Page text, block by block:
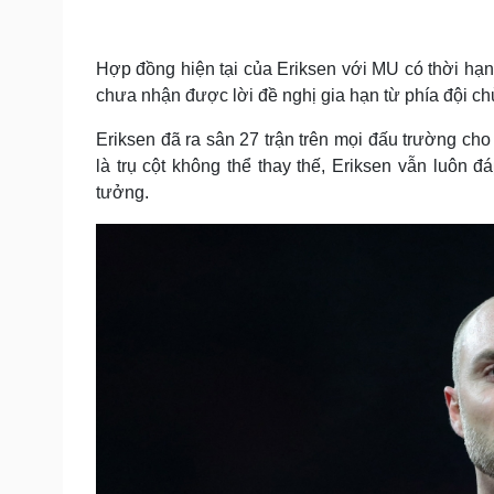
Dinh dưỡng - món ngon
Cây thuốc
Sản phụ khoa
Nhà đẹp
Blog
Hợp đồng hiện tại của Eriksen với MU có thời
chưa nhận được lời đề nghị gia hạn từ phía đội
Eriksen đã ra sân 27 trận trên mọi đấu trường
là trụ cột không thể thay thế, Eriksen vẫn luôn
tưởng.